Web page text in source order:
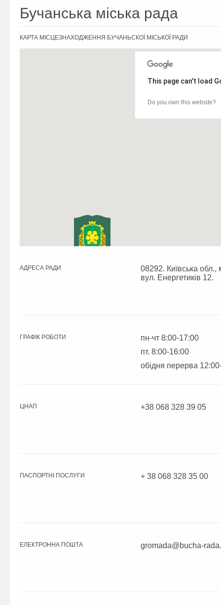
Бучанська міська рада
КАРТА МІСЦЕЗНАХОДЖЕННЯ БУЧАНЬСКОЇ МІСЬКОЇ РАДИ
This page can't load
Do you own this website?
АДРЕСА РАДИ
08292. Київська обл.,
вул. Енергетиків 12.
ГРАФІК РОБОТИ
пн-чт 8:00-17:00
пт. 8:00-16:00
обідня перерва
ЦНАП +38 068 328 39 05
ПАСПОРТНІ ПОСЛУГИ + 38 068 328 35 00
ЕЛЕКТРОННА ПОШТА gromada@bucha-